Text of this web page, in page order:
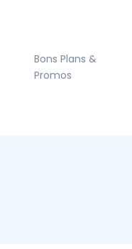
Bons Plans &
Promos